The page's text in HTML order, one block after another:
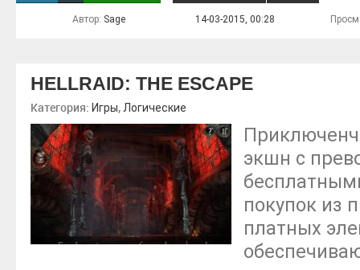
Автор: Sage 14-03-2015, 00:28
HELLRAID: THE ESCAPE
Категория: Игры, Логические
экшн с
покупок из
платных